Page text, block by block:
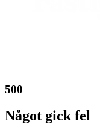
500
Något gick fel